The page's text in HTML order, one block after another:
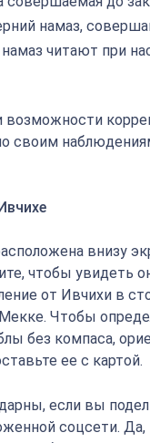
намаз,
читают при
возможности
своим
внизу
чтобы увидеть
от Ивчихи в
Чтобы
без компаса,
ее с картой.
если вы
соцсети.